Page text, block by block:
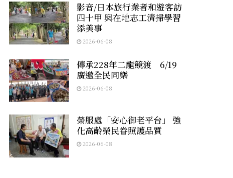
影音/日本旅行業者和遊客訪
四十甲 與在地志工清掃學習
添美事
2026-06-08
傳承228年二龍競渡 6/19
廣邀全民同樂
2026-06-08
榮服處「安心御老平台」 強
化高齡榮民眷照護品質
2026-06-08